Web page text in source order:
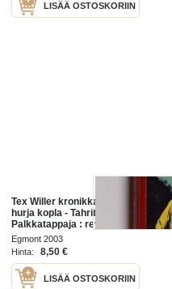
LISÄÄ OSTOSKORIIN
Tex Willer kronikka 7 : Tex Willer ja
hurja kopla - Tahrittu tinatähti ;
Palkkatappaja : revolverimies Tom
Hornin tarina
Egmont 2003
Hinta:
8,50 €
LISÄÄ OSTOSKORIIN